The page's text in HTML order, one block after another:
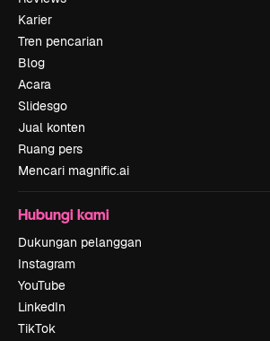
Karier
Tren pencarian
Blog
Acara
Slidesgo
Jual konten
Ruang pers
Mencari magnific.ai
Hubungi kami
Dukungan pelanggan
Instagram
YouTube
LinkedIn
TikTok